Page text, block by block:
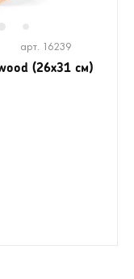
арт. 16239
(26х31 см)